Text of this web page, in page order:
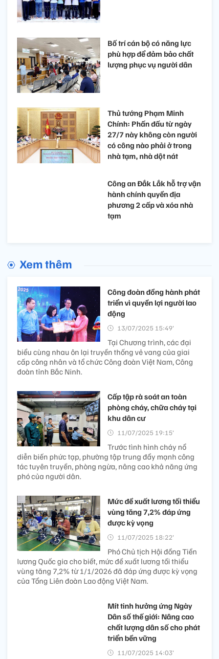
Bố trí cán bộ có năng lực
phù hợp để đảm bảo chất
lượng phục vụ người dân
Thủ tướng Phạm Minh
Chính: Phấn đấu từ ngày
27/7 này không còn người
có công nào phải ở trong
nhà tạm, nhà dột nát
Công an Đắk Lắk hỗ trợ vận
hành chính quyền địa
phương 2 cấp và xóa nhà
tạm
Xem thêm
Công đoàn đồng hành phát
triển vì quyền lợi người lao
động
13/07/2025 15:49’
Tại Chương trình, các đại
biểu cùng nhau ôn lại truyền thống vẻ vang của giai
cấp công nhân và tổ chức Công đoàn Việt Nam, Công
đoàn tỉnh Bắc Ninh.
Cấp tập rà soát an toàn
phòng cháy, chữa cháy tại
khu dân cư
11/07/2025 19:15’
Trước tình hình cháy nổ
diễn biến phức tạp, phường tập trung đẩy mạnh công
tác tuyên truyền, phòng ngừa, nâng cao khả năng ứng
phó của người dân.
Mức đề xuất lương tối thiểu
vùng tăng 7,2% đáp ứng
được kỳ vọng
11/07/2025 18:22’
Phó Chủ tịch Hội đồng Tiền
lương Quốc gia cho biết, mức đề xuất lương tối thiểu
vùng tăng 7,2% từ 1/1/2026 đã đáp ứng được kỳ vọng
của Tổng Liên đoàn Lao động Việt Nam.
Mít tinh hưởng ứng Ngày
Dân số thế giới: Nâng cao
chất lượng dân số cho phát
triển bền vững
11/07/2025 14:03’